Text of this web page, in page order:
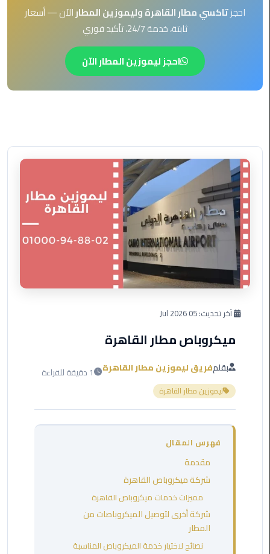
EN
AR
ليموزين
الغردقة
ليموزين
برج
العرب
القاهرة
ليموزين
برج
العرب
دهب
ليموزين
العرب
ليموزين
العرب
احجزتاكسي مطار القاهرة وليموزين المطارالآن — أسعار
ثابتة، خدمة 24/7، تأكيد فوري
احجز ليموزين المطار الآن
آخر تحديث:05 Jul 2026
ميكروباص مطار القاهرة
بقلمفريق ليموزين مطار القاهرة 1 دقيقة للقراءة
ليموزين مطار القاهرة
فهرس المقال
مقدمة
شركة ميكروباص القاهرة
مميزات خدمات ميكروباص القاهرة
شركة أخرى لتوصيل الميكروباصات من
المطار
نصائح لاختيار خدمة الميكروباص المناسبة